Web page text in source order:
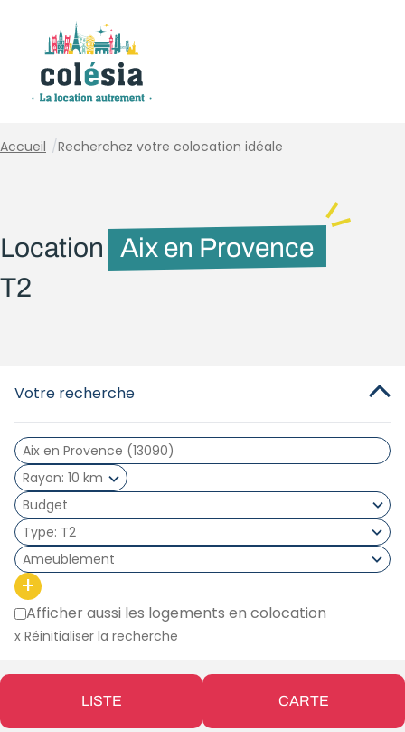
Accueil /Recherchez votre colocation idéale
Location
Aix en Provence
T2
Votre recherche
Rayon 10 km
Type T2
Ameublement
+
Afficher aussi les logements en colocation
x Réinitialiser la recherche
LISTE CARTE